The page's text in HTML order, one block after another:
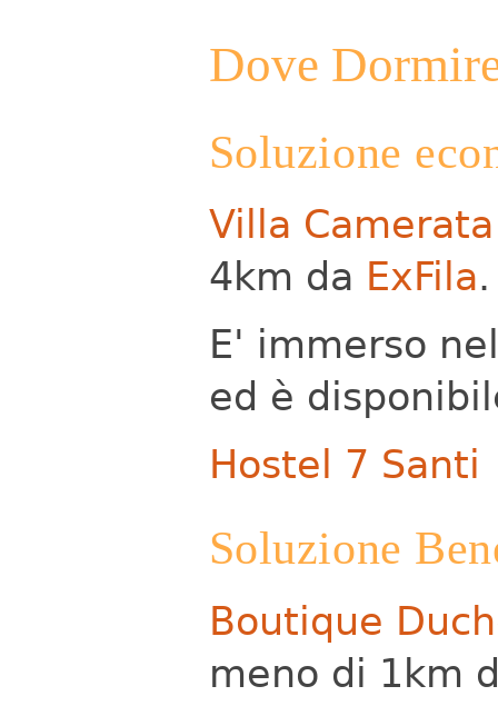
Dove
Soluzione
Villa Camerata
4km da ExFila.
E' immerso
ed è
Hostel 7 Santi
Soluzione
Boutique
meno di 1km